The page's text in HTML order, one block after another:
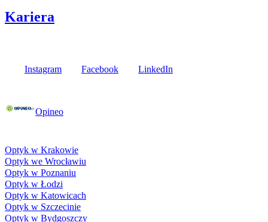
Kariera
Instagram Facebook LinkedIn
Opineo
Optyk w Krakowie
Optyk we Wrocławiu
Optyk w Poznaniu
Optyk w Łodzi
Optyk w Katowicach
Optyk w Szczecinie
Optyk w Bydgoszczy